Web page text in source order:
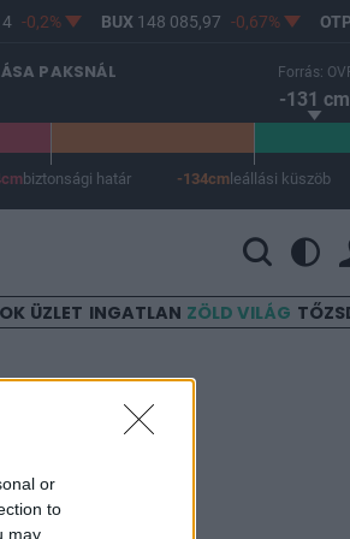
or
to
may
-0,2% BUX148 085,97 -0,67% OTP
PAKSNÁL Forrás:
-131 cm
biztonsági határ -134cmleállási küszöb
ÜZLET INGATLAN ZÖLD VILÁG